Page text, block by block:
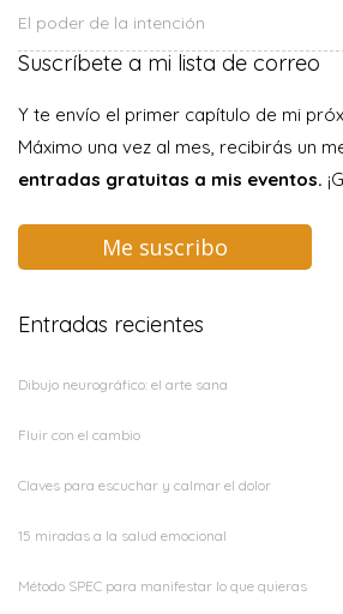
El poder de la intención
Suscríbete a mi lista de correo
Y te envío el primer capítulo de mi
Máximo una vez al mes, recibirás un
entradas gratuitas a mis eventos.
Me suscribo
Entradas recientes
Dibujo neurográfico: el arte sana
Fluir con el cambio
Claves para escuchar y calmar el dolor
15 miradas a la salud emocional
Método SPEC para manifestar lo que quieras